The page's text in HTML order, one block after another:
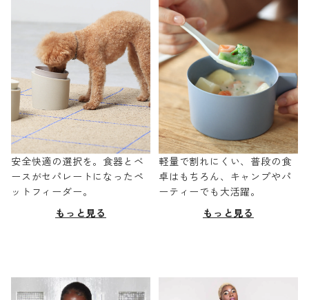
安全快適の選択を。食器とベ
ースがセパレートになったペ
ットフィーダー。
もっと見る
軽量で割れにくい、普段の食
卓はもちろん、キャンプやパ
ーティーでも大活躍。
もっと見る